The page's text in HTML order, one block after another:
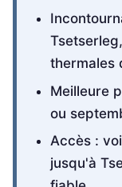
thermales
Meilleure
ou
Accès :
jusqu'à